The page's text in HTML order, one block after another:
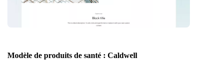
Modèle de produits de santé : Caldwell